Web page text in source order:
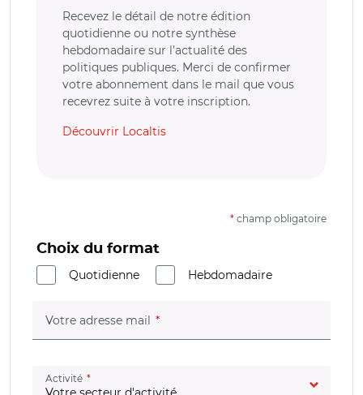
Recevez le détail de notre édition
quotidienne ou notre synthèse
hebdomadaire sur l’actualité des
politiques publiques. Merci de confirmer
votre abonnement dans le mail que vous
recevrez suite à votre inscription.
Découvrir Localtis
* champ obligatoire
Choix du format
Quotidienne
Hebdomadaire
Votre adresse mail (champ obligatoire)
Activité (champ obligatoire)